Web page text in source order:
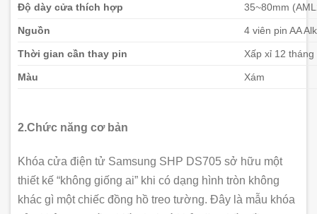
Độ dày cửa thích hợp 35~80mm
Nguồn 4 viên pin AA
Thời gian cần thay pin Xấp xỉ 12 tháng
Màu Xám
2.Chức năng cơ bản
Khóa cửa điện tử Samsung SHP DS705 sở hữu một
thiết kế “không giống ai” khi có dạng hình tròn không
khác gì một chiếc đồng hồ treo tường. Đây là mẫu khóa